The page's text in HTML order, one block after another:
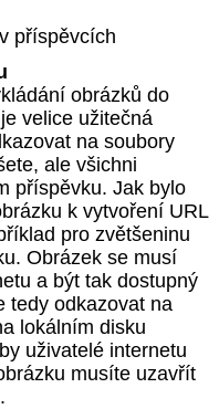
příspěvcích
obrázků do
velice užitečná
na soubory
ale všichni
příspěvku. Jak bylo
k vytvoření URL
pro zvětšeninu
Obrázek se musí
a být tak dostupný
tedy odkazovat na
lokálním disku
uživatelé internetu
musíte uzavřít
.